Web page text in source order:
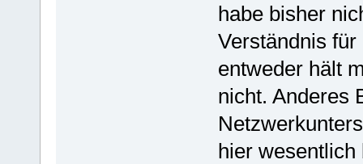
habe bisher
Verständnis
entweder hält
nicht. Anderes
hier wesentlich